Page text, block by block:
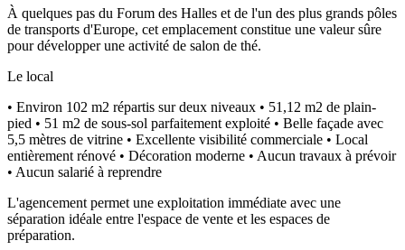
À quelques pas du Forum des Halles et de l'un des plus grands pôles
de transports d'Europe, cet emplacement constitue une valeur sûre
pour développer une activité de salon de thé.
Le local
• Environ 102 m2 répartis sur deux niveaux • 51,12 m2 de plain-
pied • 51 m2 de sous-sol parfaitement exploité • Belle façade avec
5,5 mètres de vitrine • Excellente visibilité commerciale • Local
entièrement rénové • Décoration moderne • Aucun travaux à prévoir
• Aucun salarié à reprendre
L'agencement permet une exploitation immédiate avec une
séparation idéale entre l'espace de vente et les espaces de
préparation.